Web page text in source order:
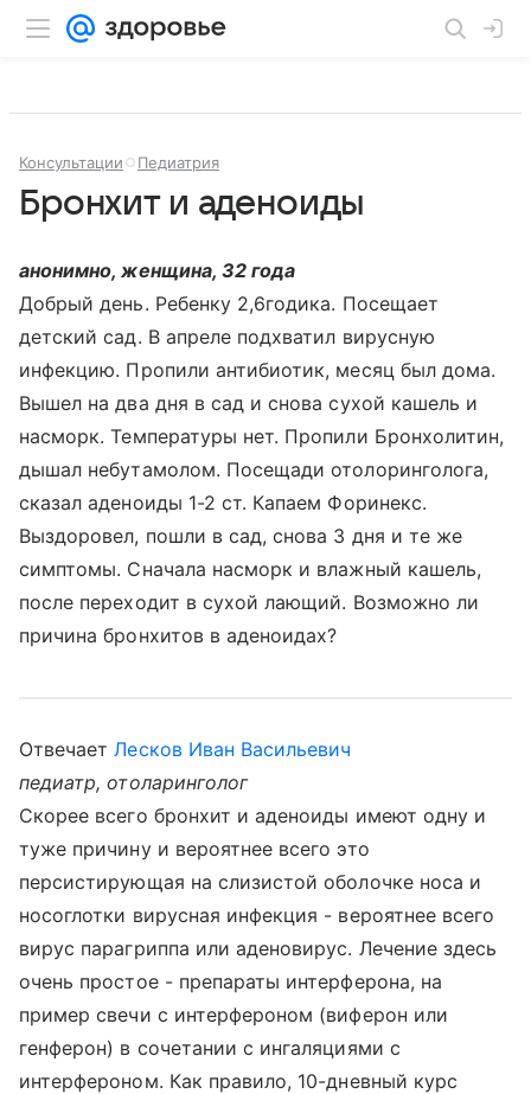
Консультации Педиатрия
Бронхит и аденоиды
анонимно, женщина, 32 года
Добрый день. Ребенку 2,6годика. Посещает
детский сад. В апреле подхватил вирусную
инфекцию. Пропили антибиотик, месяц был дома.
Вышел на два дня в сад и снова сухой кашель и
насморк. Температуры нет. Пропили Бронхолитин,
дышал небутамолом. Посещади отолоринголога,
сказал аденоиды 1-2 ст. Капаем Форинекс.
Выздоровел, пошли в сад, снова 3 дня и те же
симптомы. Сначала насморк и влажный кашель,
после переходит в сухой лающий. Возможно ли
причина бронхитов в аденоидах?
ОтвечаетЛесков Иван Васильевич
педиатр, отоларинголог
Скорее всего бронхит и аденоиды имеют одну и
туже причину и вероятнее всего это
персистирующая на слизистой оболочке носа и
носоглотки вирусная инфекция - вероятнее всего
вирус парагриппа или аденовирус. Лечение здесь
очень простое - препараты интерферона, на
пример свечи с интерфероном (виферон или
генферон) в сочетании с ингаляциями с
интерфероном. Как правило, 10-дневный курс